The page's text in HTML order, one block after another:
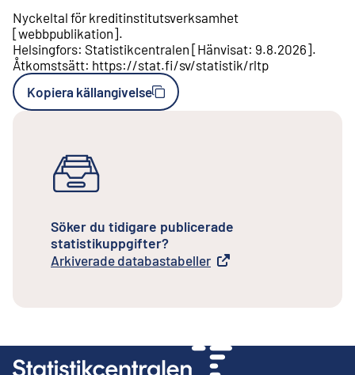
Nyckeltal för kreditinstitutsverksamhet
[webbpublikation].
Helsingfors: Statistikcentralen [Hänvisat: 9.8.2026].
Åtkomstsätt: https://stat.fi/sv/statistik/rltp
Kopiera källangivelse
Söker du tidigare publicerade
statistikuppgifter?
Arkiverade databastabeller
Extern länk